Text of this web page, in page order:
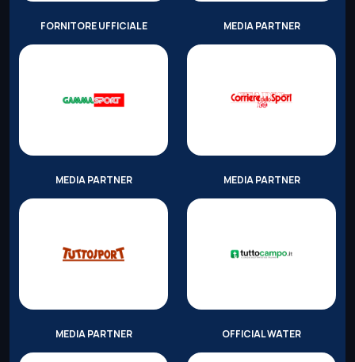
FORNITORE UFFICIALE MEDIA PARTNER
MEDIA PARTNER MEDIA PARTNER
MEDIA PARTNER OFFICIAL WATER